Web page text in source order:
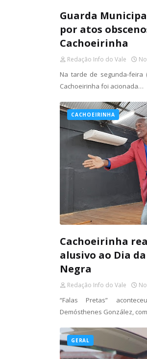
Guarda
por atos
Cachoeirinha
Redação Info do Vale
Na tarde de segunda-feira
Cachoeirinha foi acionada…
CACHOEIRINHA
Cachoeirinha
alusivo ao Dia
Negra
Redação Info do Vale
“Falas Pretas”
Demósthenes González,
GERAL